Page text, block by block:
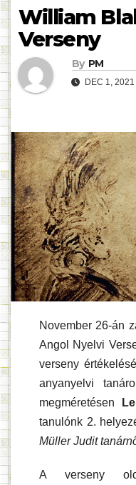
William
Verseny
By PM
DEC 1, 2021
November 26-án
Angol Nyelvi
verseny
anyanyelvi
megméretésen
tanulónk 2.
Müller Judit
A verseny